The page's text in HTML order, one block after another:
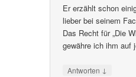
Er erzählt schon
lieber bei seinem
Das Recht für „Die
gewähre ich ihm auf
Antworten ↓